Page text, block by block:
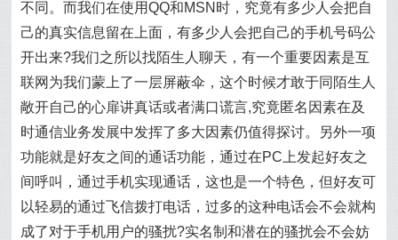
不同。而我们在使用QQ和MSN时，究竟有多少人会把自
己的真实信息留在上面，有多少人会把自己的手机号码公
开出来?我们之所以找陌生人聊天，有一个重要因素是互
联网为我们蒙上了一层屏蔽伞，这个时候才敢于同陌生人
敞开自己的心扉讲真话或者满口谎言,究竟匿名因素在及
时通信业务发展中发挥了多大因素仍值得探讨。另外一项
功能就是好友之间的通话功能，通过在PC上发起好友之
间呼叫，通过手机实现通话，这也是一个特色，但好友可
以轻易的通过飞信拨打电话，过多的这种电话会不会就构
成了对于手机用户的骚扰?实名制和潜在的骚扰会不会妨